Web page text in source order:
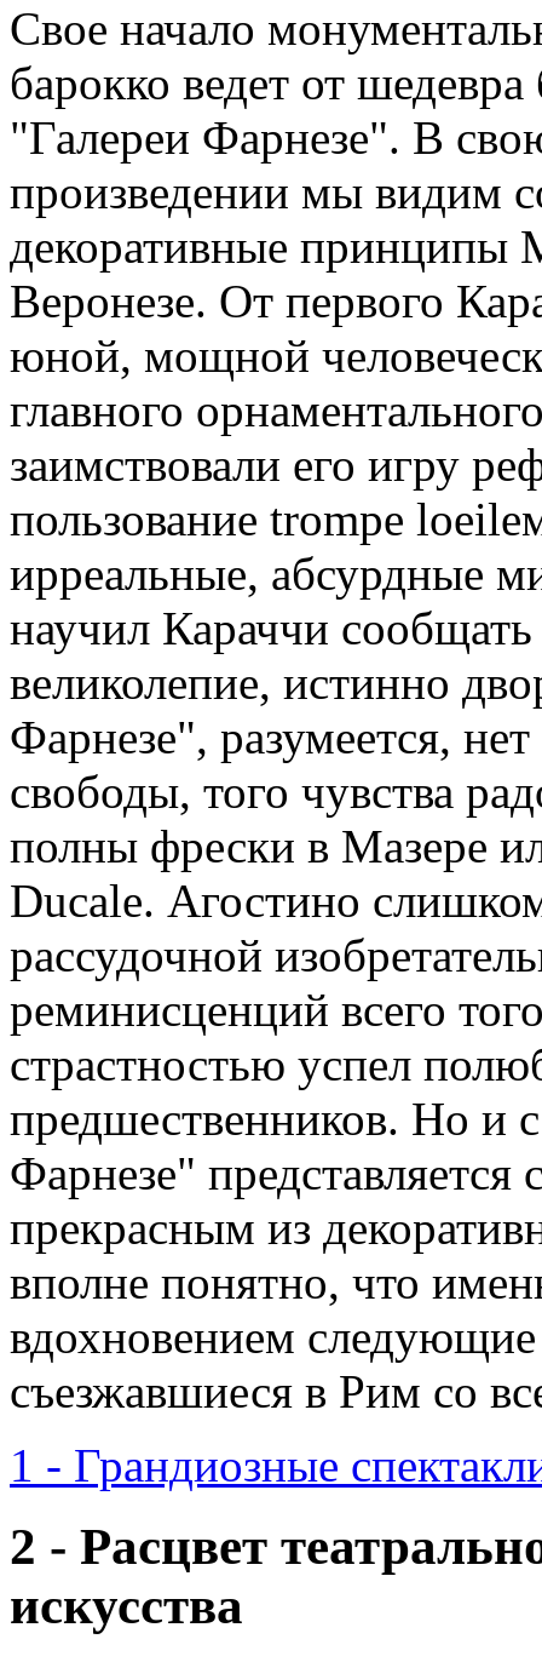
Свое начало
барокко ведет от
"Галереи Фарнезе". В
произведении мы видим
декоративные
Веронезе. От первого
юной, мощной
главного
заимствовали его игру
пользование trompe
ирреальные, абсурдные
научил Караччи
великолепие, истинно
Фарнезе", разумеется,
свободы, того чувства
полны фрески в Мазере
Ducale. Агостино
рассудочной
реминисценций всего
страстностью успел
предшественников. Но и
Фарнезе"
прекрасным из
вполне понятно, что
вдохновением
съезжавшиеся в Рим со
1 - Грандиозные
2 - Расцвет
искусства